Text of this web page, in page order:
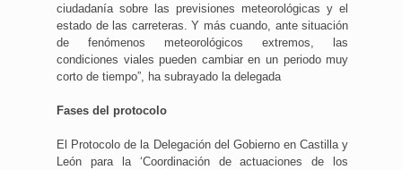
ciudadanía sobre las previsiones meteorológicas y el
estado de las carreteras. Y más cuando, ante situación
de fenómenos meteorológicos extremos, las
condiciones viales pueden cambiar en un periodo muy
corto de tiempo”, ha subrayado la delegada
Fases del protocolo
El Protocolo de la Delegación del Gobierno en Castilla y
León para la ‘Coordinación de actuaciones de los